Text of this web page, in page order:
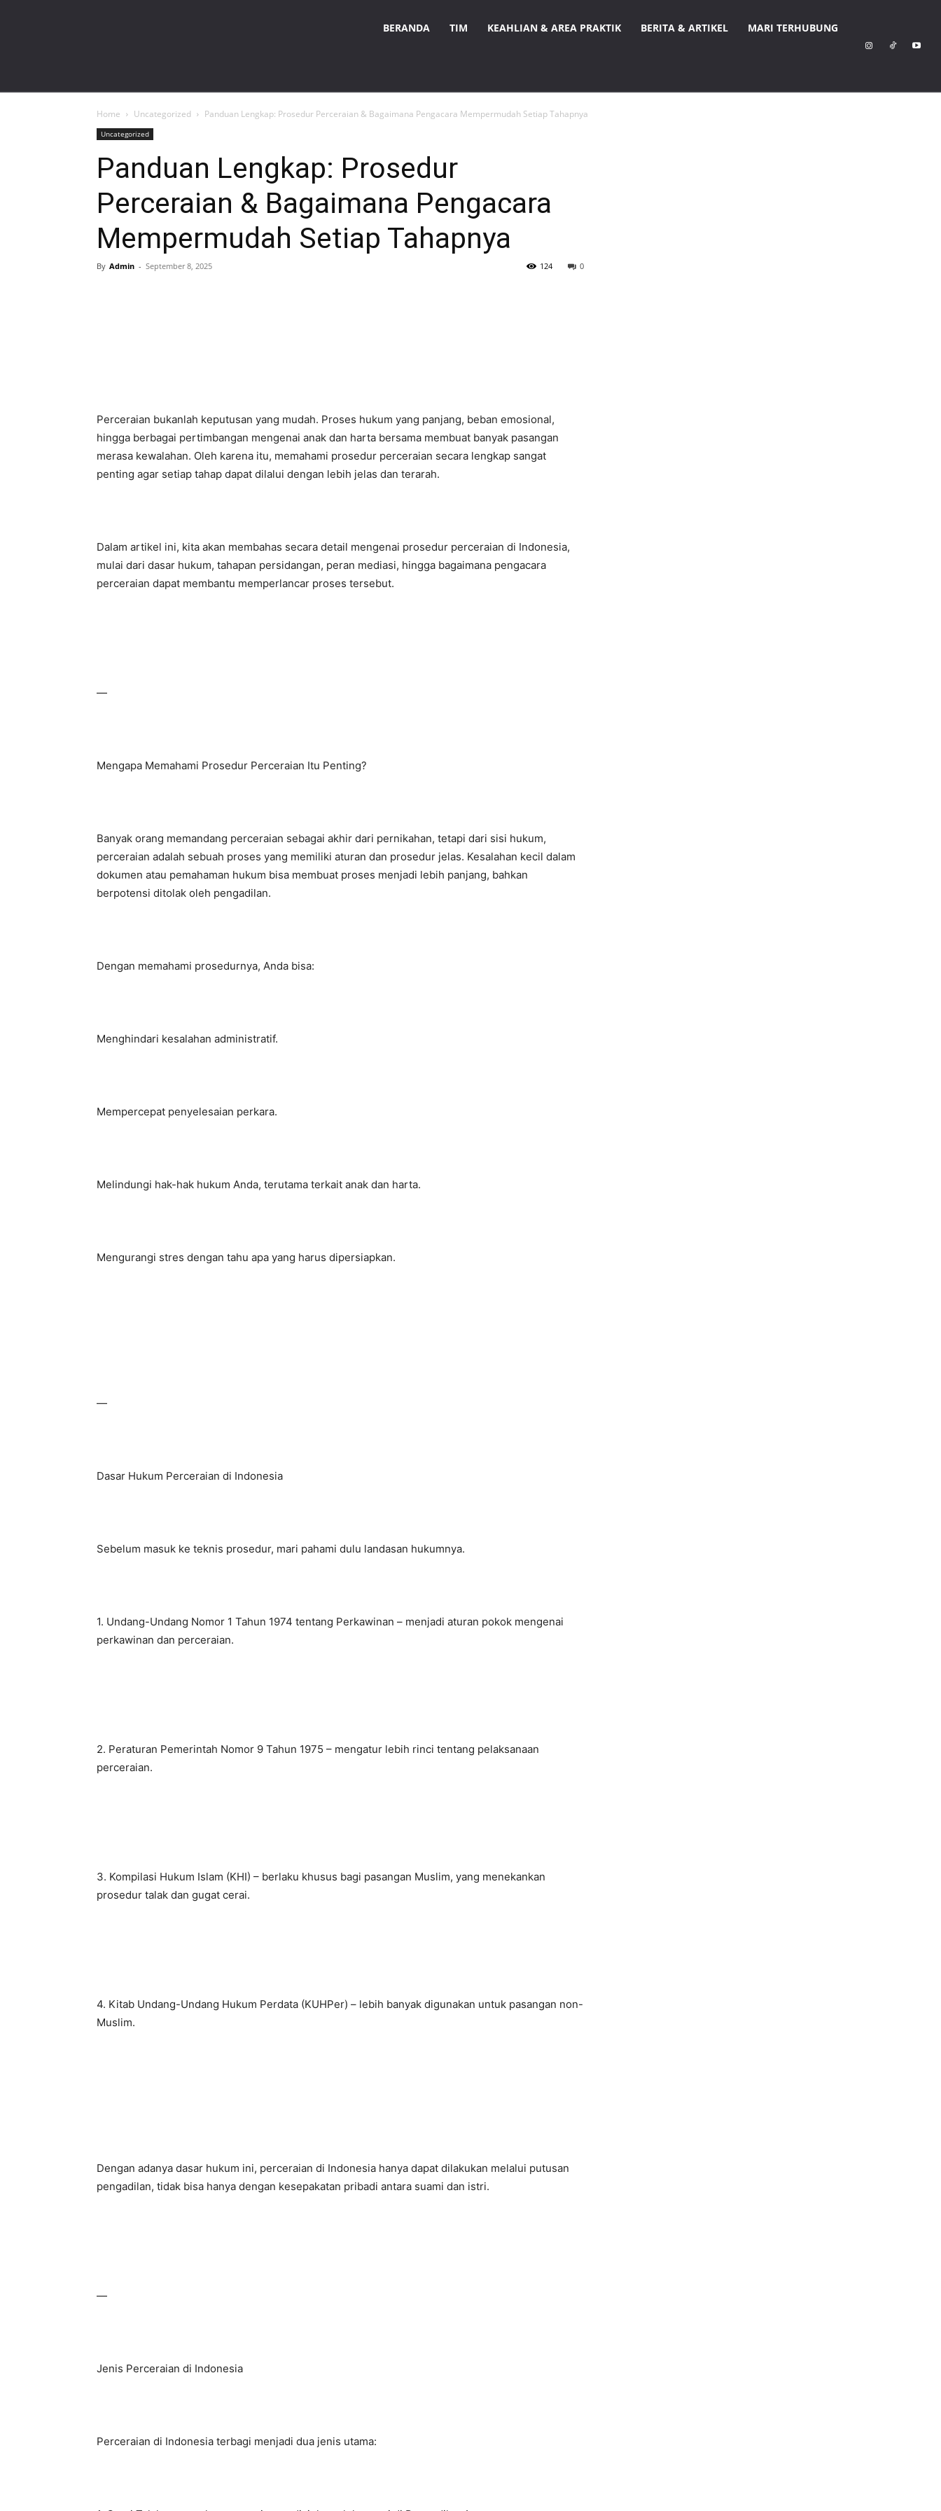
BERANDA TIM KEAHLIAN & AREA PRAKTIK BERITA & ARTIKEL MARI TERHUBUNG
Home Uncategorized Panduan Lengkap: Prosedur Perceraian & Bagaimana Pengacara Mempermudah Setiap Tahapnya
Uncategorized
Panduan Lengkap: Prosedur
Perceraian & Bagaimana Pengacara
Mempermudah Setiap Tahapnya
By Admin - September 8, 2025 0
124
Perceraian bukanlah keputusan yang mudah. Proses hukum yang panjang, beban emosional,
hingga berbagai pertimbangan mengenai anak dan harta bersama membuat banyak pasangan
merasa kewalahan. Oleh karena itu, memahami prosedur perceraian secara lengkap sangat
penting agar setiap tahap dapat dilalui dengan lebih jelas dan terarah.
Dalam artikel ini, kita akan membahas secara detail mengenai prosedur perceraian di Indonesia,
mulai dari dasar hukum, tahapan persidangan, peran mediasi, hingga bagaimana pengacara
perceraian dapat membantu memperlancar proses tersebut.
—
Mengapa Memahami Prosedur Perceraian Itu Penting?
Banyak orang memandang perceraian sebagai akhir dari pernikahan, tetapi dari sisi hukum,
perceraian adalah sebuah proses yang memiliki aturan dan prosedur jelas. Kesalahan kecil dalam
dokumen atau pemahaman hukum bisa membuat proses menjadi lebih panjang, bahkan
berpotensi ditolak oleh pengadilan.
Dengan memahami prosedurnya, Anda bisa:
Menghindari kesalahan administratif.
Mempercepat penyelesaian perkara.
Melindungi hak-hak hukum Anda, terutama terkait anak dan harta.
Mengurangi stres dengan tahu apa yang harus dipersiapkan.
—
Dasar Hukum Perceraian di Indonesia
Sebelum masuk ke teknis prosedur, mari pahami dulu landasan hukumnya.
1. Undang-Undang Nomor 1 Tahun 1974 tentang Perkawinan – menjadi aturan pokok mengenai
perkawinan dan perceraian.
2. Peraturan Pemerintah Nomor 9 Tahun 1975 – mengatur lebih rinci tentang pelaksanaan
perceraian.
3. Kompilasi Hukum Islam (KHI) – berlaku khusus bagi pasangan Muslim, yang menekankan
prosedur talak dan gugat cerai.
4. Kitab Undang-Undang Hukum Perdata (KUHPer) – lebih banyak digunakan untuk pasangan non-
Muslim.
Dengan adanya dasar hukum ini, perceraian di Indonesia hanya dapat dilakukan melalui putusan
pengadilan, tidak bisa hanya dengan kesepakatan pribadi antara suami dan istri.
—
Jenis Perceraian di Indonesia
Perceraian di Indonesia terbagi menjadi dua jenis utama: